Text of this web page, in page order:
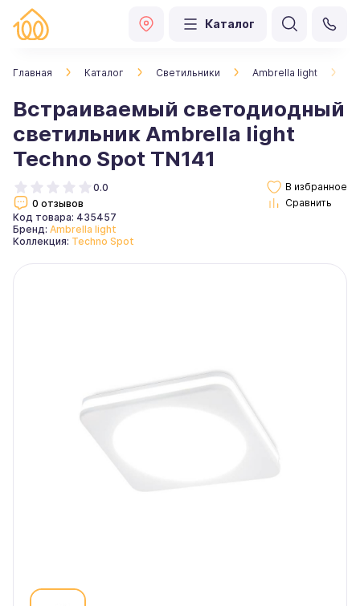
Каталог
Главная Каталог Светильники Ambrella light
Встраиваемый светодиодный
светильник Ambrella light
Techno Spot TN141
0.0
0 отзывов
Код товара: 435457
Бренд: Ambrella light
Коллекция: Techno Spot